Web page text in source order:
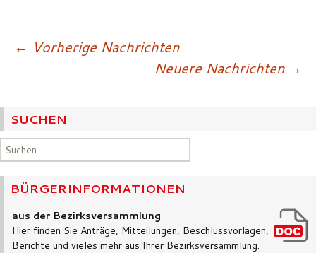
← Vorherige Nachrichten
Neuere Nachrichten →
SUCHEN
Suchen
nach:
BÜRGERINFORMATIONEN
aus der Bezirksversammlung
Hier finden Sie Anträge, Mitteilungen, Beschlussvorlagen,
Berichte und vieles mehr aus Ihrer Bezirksversammlung.